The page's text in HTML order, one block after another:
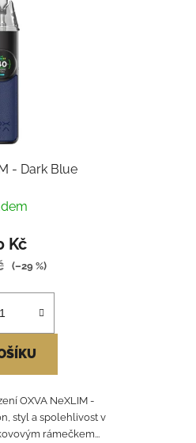
- Dark Blue
Kč
(–29 %)
OXVA NeXLIM -
styl a spolehlivost v
rámečkem...